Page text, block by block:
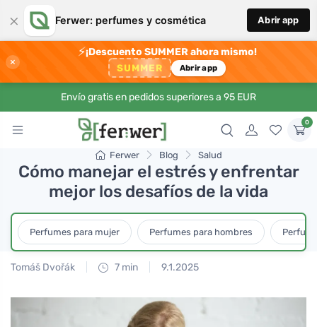
× Ferwer: perfumes y cosmética Abrir app
×
⚡¡Descuento SUMMER ahora mismo!
SUMMER Abrir app
Envío gratis en pedidos superiores a 95 EUR
0
Ferwer Blog Salud
Cómo manejar el estrés y enfrentar
mejor los desafíos de la vida
Perfumes para mujer Perfumes para hombres
Tomáš Dvořák 7 min 9.1.2025